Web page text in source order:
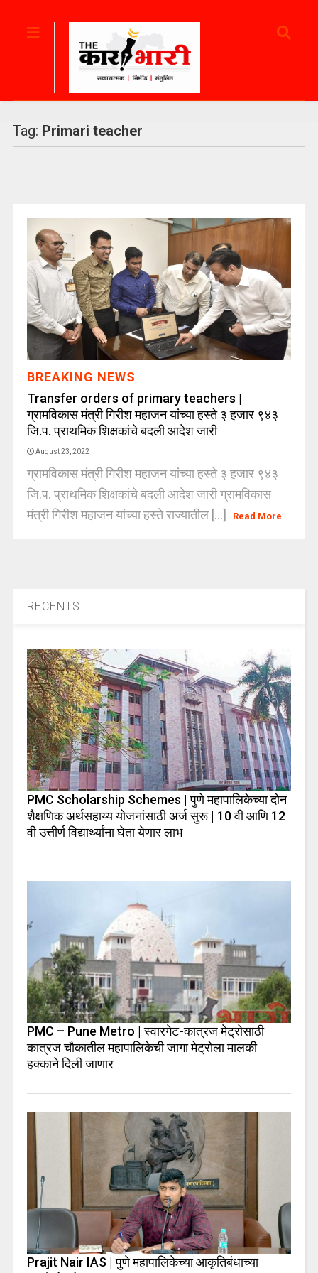
Tag: Primari teacher
BREAKING NEWS
Transfer orders of primary teachers |
ग्रामविकास मंत्री गिरीश महाजन यांच्या हस्ते ३ हजार ९४३
जि.प. प्राथमिक शिक्षकांचे बदली आदेश जारी
August 23, 2022
ग्रामविकास मंत्री गिरीश महाजन यांच्या हस्ते ३ हजार ९४३
जि.प. प्राथमिक शिक्षकांचे बदली आदेश जारी ग्रामविकास
मंत्री गिरीश महाजन यांच्या हस्ते राज्यातील [...]
Read More
RECENTS
PMC Scholarship Schemes | पुणे महापालिकेच्या दोन
शैक्षणिक अर्थसहाय्य योजनांसाठी अर्ज सुरू | 10 वी आणि 12
वी उत्तीर्ण विद्यार्थ्यांना घेता येणार लाभ
PMC – Pune Metro | स्वारगेट-कात्रज मेट्रोसाठी
कात्रज चौकातील महापालिकेची जागा मेट्रोला मालकी
हक्काने दिली जाणार
Prajit Nair IAS | पुणे महापालिकेच्या आकृतिबंधाच्या